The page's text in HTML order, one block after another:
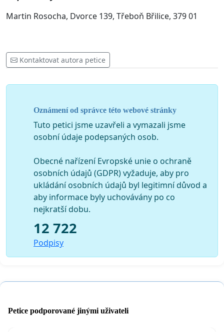
Martin Rosocha, Dvorce 139, Třeboň Břilice, 379 01
Kontaktovat autora petice
Oznámení od správce této webové stránky
Tuto petici jsme uzavřeli a vymazali jsme
osobní údaje podepsaných osob.
Obecné nařízení Evropské unie o ochraně
osobních údajů (GDPR) vyžaduje, aby pro
ukládání osobních údajů byl legitimní důvod a
aby informace byly uchovávány po co
nejkratší dobu.
12 722
Podpisy
Petice podporované jinými uživateli